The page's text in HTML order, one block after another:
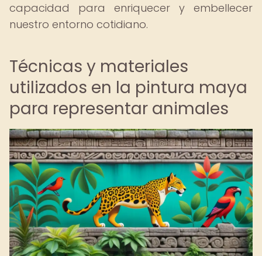
capacidad para enriquecer y embellecer
nuestro entorno cotidiano.
Técnicas y materiales
utilizados en la pintura maya
para representar animales